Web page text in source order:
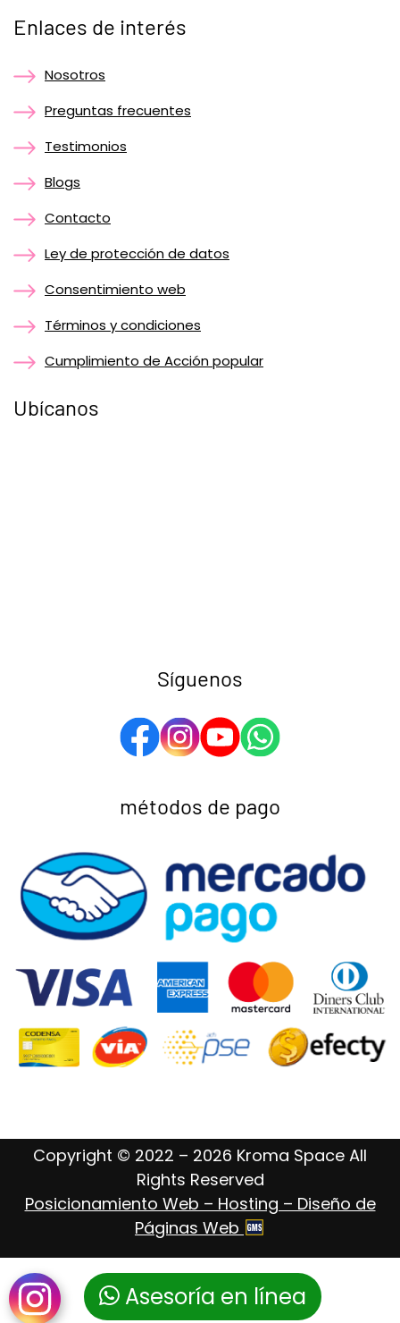
Asesoría en línea
Enlaces de interés
Nosotros
Preguntas frecuentes
Testimonios
Blogs
Contacto
Ley de protección de datos
Consentimiento web
Términos y condiciones
Cumplimiento de Acción popular
Ubícanos
Síguenos
métodos de pago
Copyright © 2022 – 2026 Kroma Space All
Rights Reserved
Posicionamiento Web – Hosting – Diseño de
Páginas Web